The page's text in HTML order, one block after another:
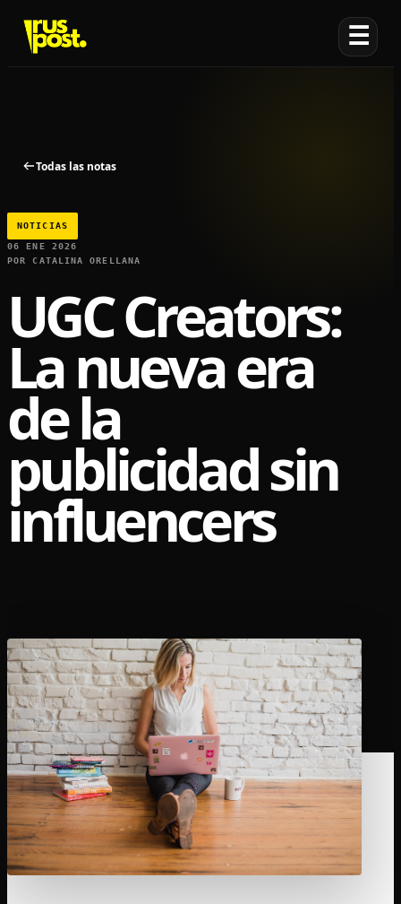
☰
Todas las notas
NOTICIAS
06 ENE 2026
POR CATALINA ORELLANA
UGC Creators:
La nueva era
de la
publicidad sin
influencers